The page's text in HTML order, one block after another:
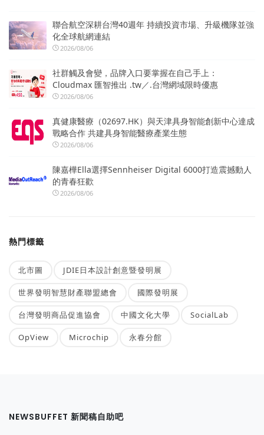
聯合航空深耕台灣40週年 持續投資市場、升級機隊並強
化全球航網連結
2026/08/06
社群觸及會變，品牌入口要掌握在自己手上：
Cloudmax 匯智推出 .tw／.台灣網域限時優惠
2026/08/06
真健康醫療（02697.HK）與天津具身智能創新中心達成
戰略合作 共建具身智能醫療產業生態
2026/08/06
陳嘉樺Ella選擇Sennheiser Digital 6000打造震撼動人
的青春狂歡
2026/08/06
熱門標籤
北市圖 JDIE日本設計創意暨發明展
世界發明智慧財產聯盟總會 國際發明展
台灣發明商品促進協會 中國文化大學 SocialLab
OpView Microchip 永春分館
NEWSBUFFET 新聞稿自助吧